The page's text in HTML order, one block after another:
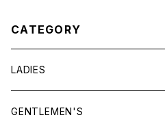
CATEGORY
LADIES
TOPS
GENTLEMEN'S